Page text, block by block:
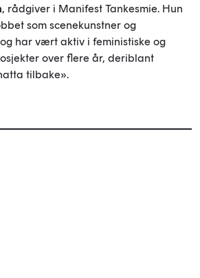
, rådgiver i Manifest Tankesmie. Hun
som scenekunstner og
har vært aktiv i feministiske og
over flere år, deriblant
tilbake».